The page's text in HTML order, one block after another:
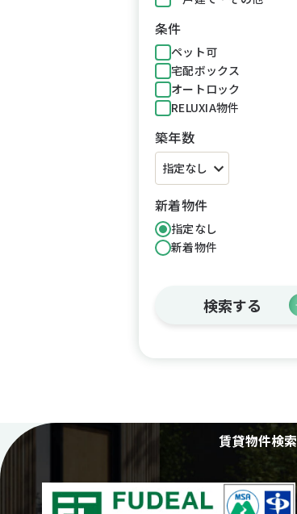
条件
ペット可
宅配ボックス
オートロック
RELUXIA物件
築年数
新着物件
指定なし
新着物件
検索する
賃貸物件検索